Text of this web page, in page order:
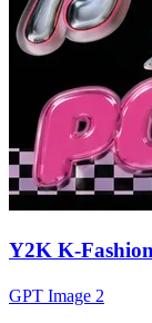
Y2K K-
GPT Image 2